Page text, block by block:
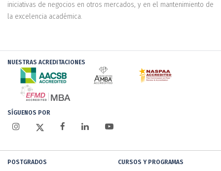
iniciativas de negocios en otros mercados, y en el mantenimiento de
la excelencia académica.
NUESTRAS ACREDITACIONES
SÍGUENOS POR
POSTGRADOS CURSOS Y PROGRAMAS